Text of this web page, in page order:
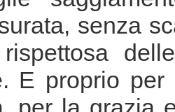
senza
E proprio per